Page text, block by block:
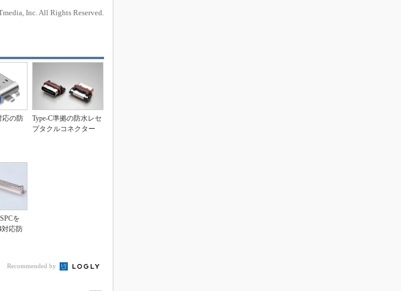
Inc. All Rights Reserved.
応の防
Type-C準拠の防水レセ
プタクルコネクター
を
対応防
Recommended by